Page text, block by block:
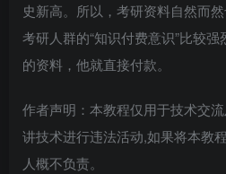
史新高。所以，考研资料自然而
考研人群的“知识付费意识”比较
的资料，他就直接付款。
作者声明：本教程仅用于技术交
讲技术进行违法活动,如果将本教
人概不负责。